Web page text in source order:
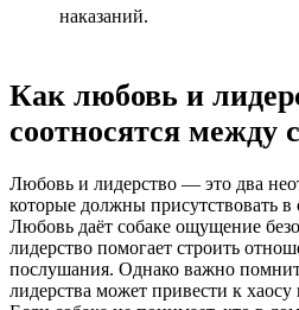
наказаний.
Как любовь и
соотносятся между
Любовь и лидерство — это два
которые должны присутствовать в
Любовь даёт собаке ощущение
лидерство помогает строить
послушания. Однако важно
лидерства может привести к